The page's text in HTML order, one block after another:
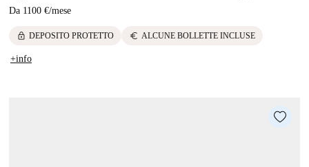
Da 1100 €/mese
lock DEPOSITO PROTETTO euro ALCUNE BOLLETTE INCLUSE
+info